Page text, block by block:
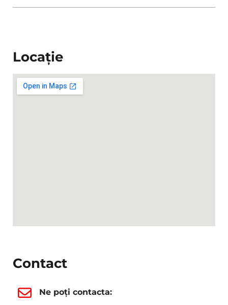
Locație
Contact
Ne poți contacta: